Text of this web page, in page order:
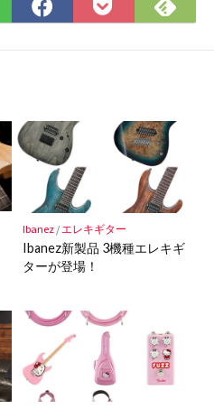
Facebook
で
Pocket
に
で
Ibanez/ エレキギター
Ibanez新製品 3機種エレキギ
ターが登場！